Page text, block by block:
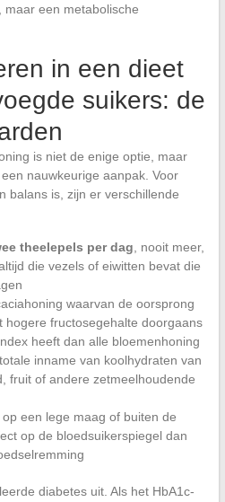
een metabolische
in een dieet
suikers: de
is niet de enige optie, maar
nauwkeurige aanpak. Voor
balans is, zijn er verschillende
theelepels per dag, nooit meer,
die vezels of eiwitten bevat die
waarvan de oorsprong
hogere fructosegehalte doorgaans
heeft dan alle bloemenhoning
inname van koolhydraten van
fruit of andere zetmeelhoudende
een lege maag of buiten de
op de bloedsuikerspiegel dan
diabetes uit. Als het HbA1c-